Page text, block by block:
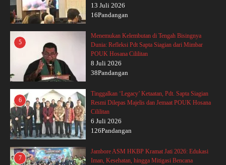
13 Juli 2026
16Pandangan
5
Menemukan Kelembutan di Tengah Bisingnya
Dunia: Refleksi Pdt Sapta Siagian dari Mimbar
POUK Hosana Cililitan
8 Juli 2026
38Pandangan
6
Tinggalkan ‘Legacy’ Ketaatan, Pdt. Sapta Siagian
Resmi Dilepas Majelis dan Jemaat POUK Hosana
Cililitan
6 Juli 2026
126Pandangan
7
Jambore ASM HKBP Kramat Jati 2026: Edukasi
Iman, Kesehatan, hingga Mitigasi Bencana